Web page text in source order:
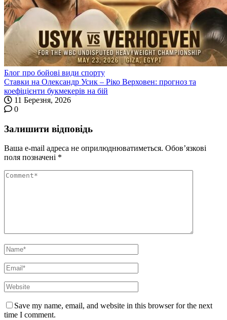
Блог про бойові види спорту
Ставки на Олександр Усик – Ріко Верховен: прогноз та
коефіцієнти букмекерів на бій
11 Березня, 2026
0
Залишити відповідь
Ваша e-mail адреса не оприлюднюватиметься. Обов’язкові
поля позначені *
Save my name, email, and website in this browser for the next
time I comment.